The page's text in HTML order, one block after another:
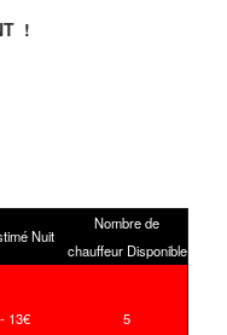
!
Nuit
Nombre de
chauffeur Disponible
13€ 5